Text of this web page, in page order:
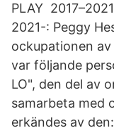
PLAY
2021-: Peggy
ockupationen
var följande
LO", den del av
samarbeta med
erkändes av